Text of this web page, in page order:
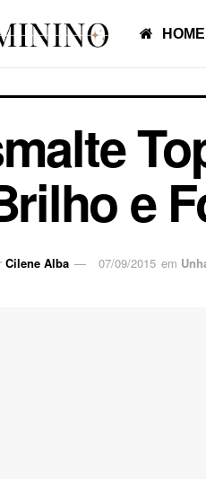
HOME
e
Cilene Alba 07/09/2015 em